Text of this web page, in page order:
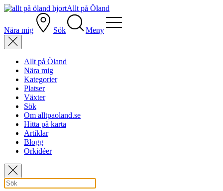
Allt på Öland
Nära mig Sök Meny
Allt på Öland
Nära mig
Kategorier
Platser
Växter
Sök
Om alltpaoland.se
Hitta på karta
Artiklar
Blogg
Orkidéer